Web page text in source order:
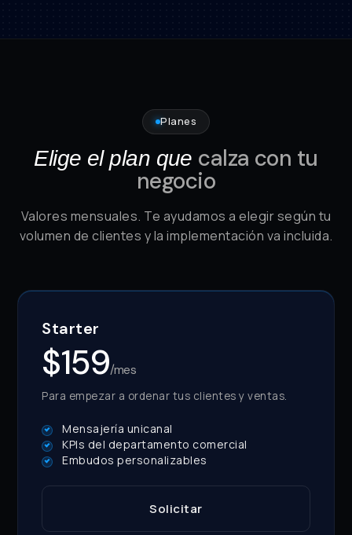
Planes
Elige el plan que calza con tu
negocio
Valores mensuales. Te ayudamos a elegir según tu
volumen de clientes y la implementación va incluida.
Starter
$159/mes
Para empezar a ordenar tus clientes y ventas.
Mensajería unicanal
KPIs del departamento comercial
Embudos personalizables
Solicitar